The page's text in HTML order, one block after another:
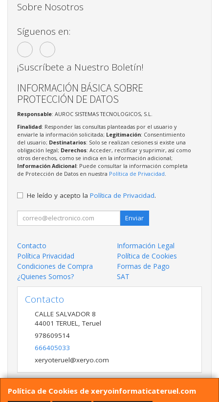
Política de Cookies de xeryoinformaticateruel.com
Sobre Nosotros
Síguenos en:
¡Suscríbete a Nuestro Boletín!
INFORMACIÓN BÁSICA SOBRE
PROTECCIÓN DE DATOS
Responsable: AUROC SISTEMAS TECNOLOGICOS, S.L.
Finalidad: Responder las consultas planteadas por el usuario y
enviarle la información solicitada; Legitimación: Consentimiento
del usuario; Destinatarios: Solo se realizan cesiones si existe una
obligación legal; Derechos: Acceder, rectificar y suprimir, así como
otros derechos, como se indica en la información adicional;
Información Adicional: Puede consultar la información completa
de Protección de Datos en nuestra Política de Privacidad.
He leído y acepto la Política de Privacidad.
Enviar
Contacto
Información Legal
Política Privacidad
Política de Cookies
Condiciones de Compra
Formas de Pago
¿Quienes Somos?
SAT
Contacto
CALLE SALVADOR 8
44001 TERUEL,Teruel
978609514
666405033
xeryoteruel@xeryo.com
Horario